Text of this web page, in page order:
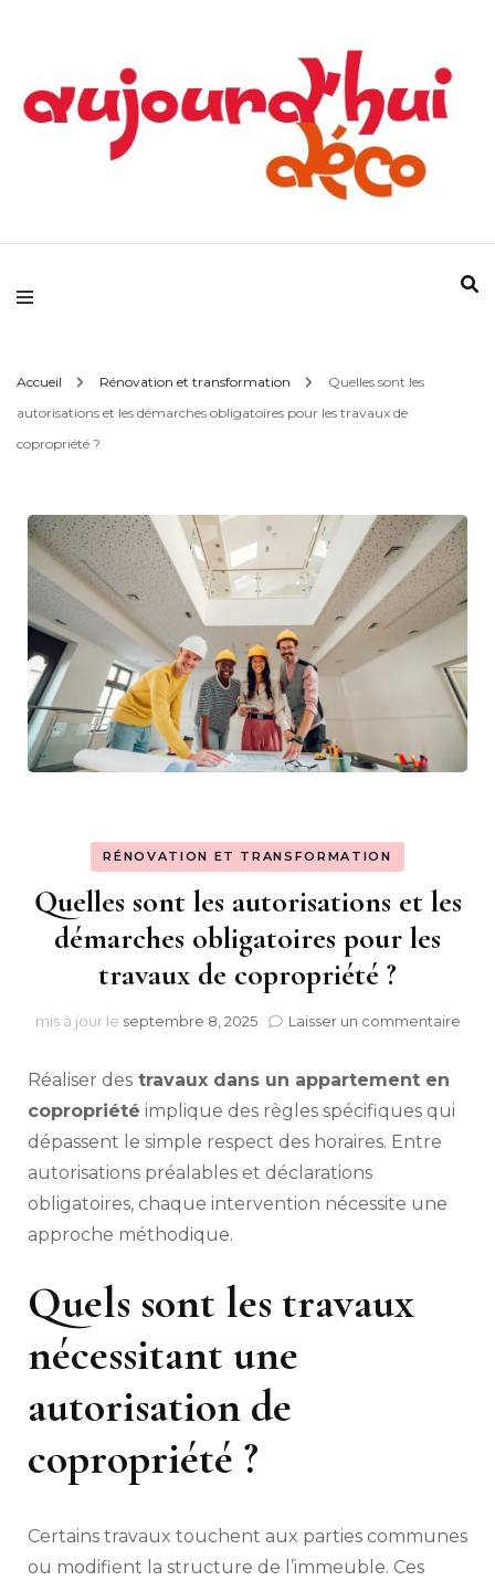
Aujourd'hui Déco
Accueil Rénovation et transformation
Quelles sont les
autorisations et les démarches obligatoires pour les travaux de
copropriété ?
RÉNOVATION ET TRANSFORMATION
Quelles sont les autorisations et les
démarches obligatoires pour les
travaux de copropriété ?
mis à jour le septembre 8, 2025 Laisser un commentairesur
Réaliser des travaux dans un appartement en
copropriété implique des règles spécifiques qui
dépassent le simple respect des horaires. Entre
autorisations préalables et déclarations
obligatoires, chaque intervention nécessite une
approche méthodique.
Quels sont les travaux
nécessitant une
autorisation de
copropriété ?
Certains travaux touchent aux parties communes
ou modifient la structure de l’immeuble. Ces